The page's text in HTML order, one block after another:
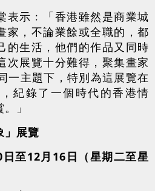
表示﹕「香港雖然是商業城
家，不論業餘或全職的，都
的生活，他們的作品又同時
次展覽十分難得，聚集畫家
一主題下，特別為這展覽在
紀錄了一個時代的香港情
」
」展覽
至12月16日（星期二至星